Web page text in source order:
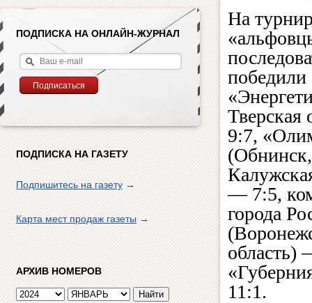
ПОДПИСКА НА ОНЛАЙН-ЖУРНАЛ
ПОДПИСКА НА ГАЗЕТУ
Подпишитесь на газету→
Карта мест продаж газеты→
АРХИВ НОМЕРОВ
На
победили
Тверская
9:7,
(Обнинск,
— 7:5,
города
область)
11:1.